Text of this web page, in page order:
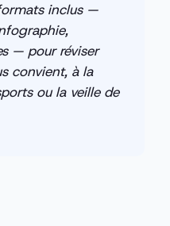
inclus —
— pour réviser
convient, à la
ou la veille de